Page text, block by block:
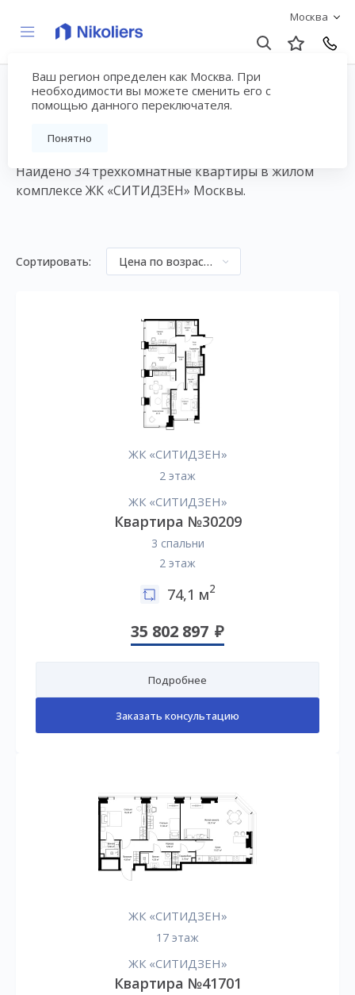
Москва
Ваш регион определен как Москва. При
необходимости вы можете сменить его с
помощью данного переключателя.
Понятно
3-комнатные квартиры
в ЖК ЖК «СИТИДЗЕН»
Найдено 34 трехкомнатные квартиры в жилом
комплексе ЖК «СИТИДЗЕН» Москвы.
Сортировать: Цена по возрастанию
ЖК «СИТИДЗЕН»
2 этаж
ЖК «СИТИДЗЕН»
Квартира №30209
3 спальни
2 этаж
74,1 м2
35 802 897
Подробнее
Заказать консультацию
ЖК «СИТИДЗЕН»
17 этаж
ЖК «СИТИДЗЕН»
Квартира №41701